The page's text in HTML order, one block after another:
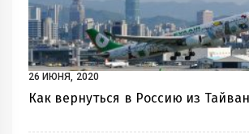
26 ИЮНЯ, 2020
Как вернуться в Россию из